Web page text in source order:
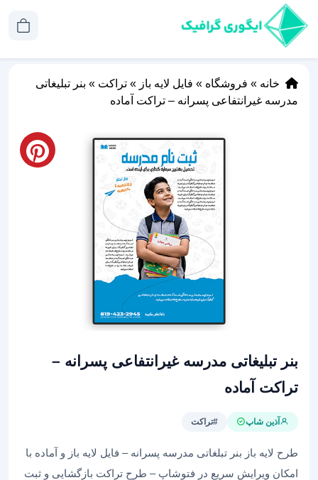
خانه » فروشگاه » فایل لایه باز » تراکت » بنر تبلیغاتی
مدرسه غیرانتفاعی پسرانه – تراکت آماده
بنر تبلیغاتی مدرسه غیرانتفاعی پسرانه –
تراکت آماده
آذین شاپ #تراکت
طرح لایه باز بنر تبلغاتی مدرسه پسرانه – فایل لایه باز و آماده با
امکان ویرایش سریع در فتوشاپ – طرح تراکت بازگشایی و ثبت